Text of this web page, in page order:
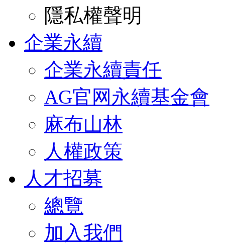
隱私權聲明
企業永續
企業永續責任
AG官网永續基金會
麻布山林
人權政策
人才招募
總覽
加入我們